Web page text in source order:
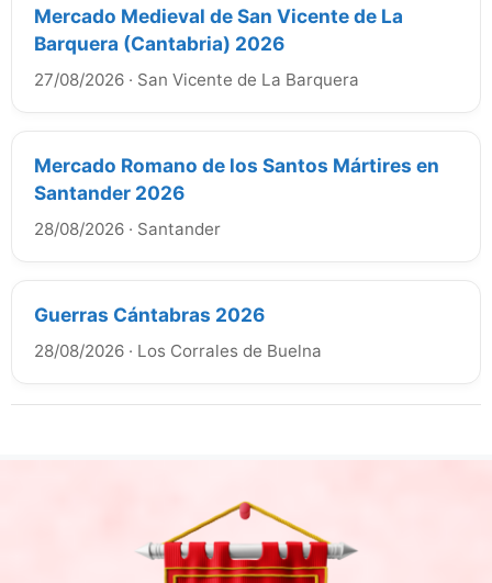
Mercado Medieval de San Vicente de La
Barquera (Cantabria) 2026
27/08/2026 · San Vicente de La Barquera
Mercado Romano de los Santos Mártires en
Santander 2026
28/08/2026 · Santander
Guerras Cántabras 2026
28/08/2026 · Los Corrales de Buelna